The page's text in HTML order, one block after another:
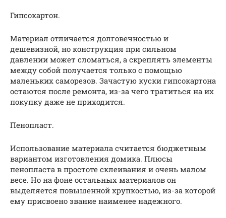
Гипсокартон.
Материал отличается долговечностью и
дешевизной, но конструкция при сильном
давлении может сломаться, а скреплять элементы
между собой получается только с помощью
маленьких саморезов. Зачастую куски гипсокартона
остаются после ремонта, из-за чего тратиться на их
покупку даже не приходится.
Пенопласт.
Использование материала считается бюджетным
вариантом изготовления домика. Плюсы
пенопласта в простоте склеивания и очень малом
весе. Но на фоне остальных материалов он
выделяется повышенной хрупкостью, из-за которой
ему присвоено звание наименее надежного.